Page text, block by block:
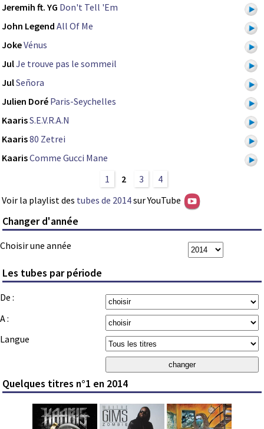
Jeremih ft. YG Don't Tell 'Em
John Legend All Of Me
JokeVénus
JulJe trouve pas le sommeil
JulSeñora
Julien Doré Paris-Seychelles
KaarisS.E.V.R.A.N
Kaaris80 Zetrei
KaarisComme Gucci Mane
1
2 3
4
Voir la playlist des tubes de 2014sur YouTube
Changer d'année
Choisir une année
Les tubes par période
De :
A :
Langue
Quelques titres n°1 en 2014